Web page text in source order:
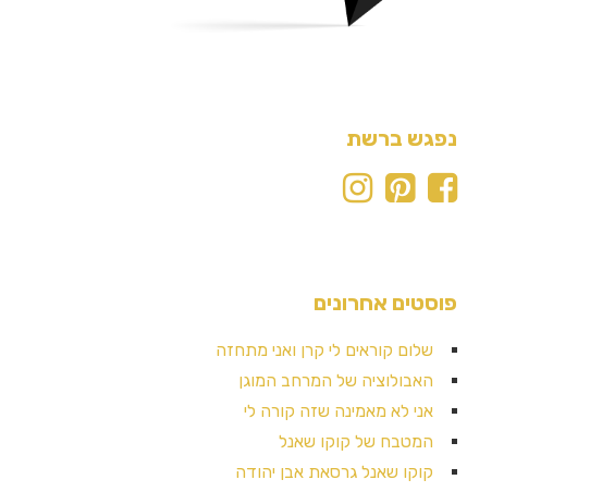
נפגש ברשת
פוסטים אחרונים
שלום קוראים לי קרן ואני מתחזה
האבולוציה של המרחב המוגן
אני לא מאמינה שזה קורה לי
המטבח של קוקו שאנל
קוקו שאנל גרסאת אבן יהודה